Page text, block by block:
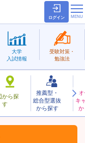
ログイン
から探
す
推薦型・
総合型選抜
から探す
キ
か
大学
入試情報
受験対策・
勉強法
お気に入り